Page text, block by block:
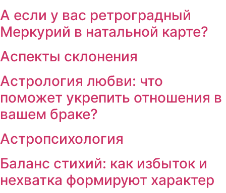
А если у вас ретроградный
Меркурий в натальной карте?
Аспекты склонения
Астрология любви: что
поможет укрепить отношения в
вашем браке?
Астропсихология
Баланс стихий: как избыток и
нехватка формируют характер